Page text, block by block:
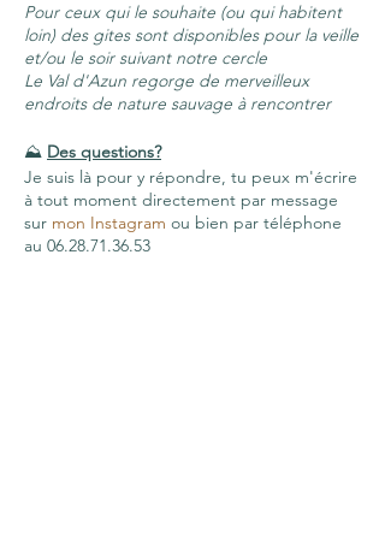
Pour ceux qui le souhaite (ou qui habitent
loin) des gites sont disponibles pour la veille
et/ou le soir suivant notre cercle
Le Val d'Azun regorge de merveilleux
endroits de nature sauvage à rencontrer
⛰ Des questions?
Je suis là pour y répondre, tu peux m'écrire
à tout moment directement par message
sur mon Instagram ou bien par téléphone
au 06.28.71.36.53